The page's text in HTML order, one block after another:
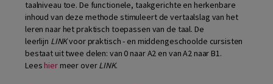
taalniveau toe. De functionele, taakgerichte en herkenbare
inhoud van deze methode stimuleert de vertaalslag van het
leren naar het praktisch toepassen van de taal. De
leerlijn LINKvoor praktisch - en middengeschoolde cursisten
bestaat uit twee delen: van 0 naar A2 en van A2 naar B1.
Leeshiermeer overLINK.